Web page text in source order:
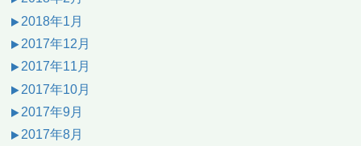
2018年1月
2017年12月
2017年11月
2017年10月
2017年9月
2017年8月